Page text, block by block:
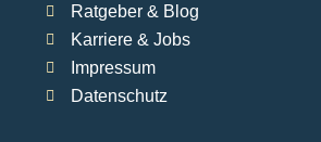
Ratgeber & Blog
Karriere & Jobs
Impressum
Datenschutz